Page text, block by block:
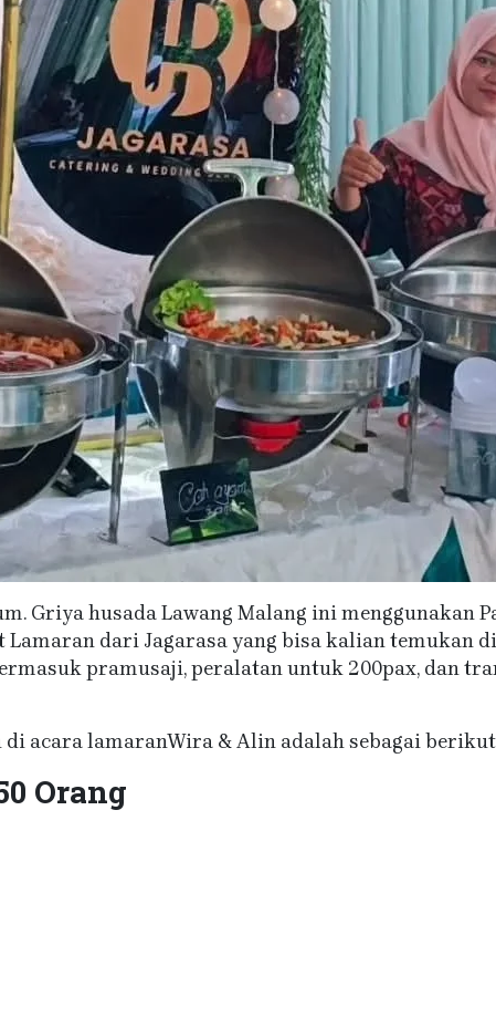
Griya husada Lawang Malang ini menggunakan
dari Jagarasa yang bisa kalian temukan di
pramusaji, peralatan untuk 200pax, dan
acara lamaranWira & Alin adalah sebagai
Orang